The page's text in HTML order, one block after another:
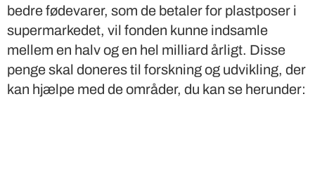
bedre fødevarer, som de betaler for plastposer i
supermarkedet, vil fonden kunne indsamle
mellem en halv og en hel milliard årligt. Disse
penge skal doneres til forskning og udvikling, der
kan hjælpe med de områder, du kan se herunder: